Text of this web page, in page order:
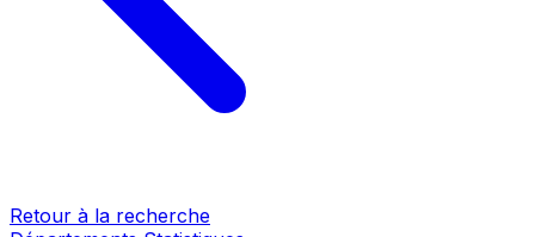
Retour à la recherche